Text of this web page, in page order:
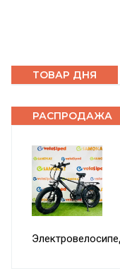
ТОВАР ДНЯ
РАСПРОДАЖА